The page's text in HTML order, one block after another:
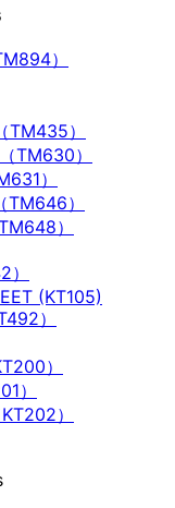
）
）
TM630）
）
）
）
(KT105)
）
）
）
）